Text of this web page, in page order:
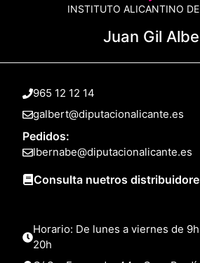
INSTITUTO ALICANTINO
Juan Gil
965 12 12 14
galbert@diputacionalicante.es
Pedidos:
lbernabe@diputacionalicante.es
Consulta nuetros
Horario: De lunes a viernes de
20h